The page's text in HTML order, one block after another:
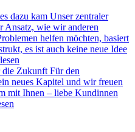
Unser zentraler
Ansatz, wie wir anderen
helfen möchten, basiert
es ist auch keine neue Idee
die Zukunft Für den
neues Kapitel und wir freuen
mit Ihnen – liebe Kundinnen